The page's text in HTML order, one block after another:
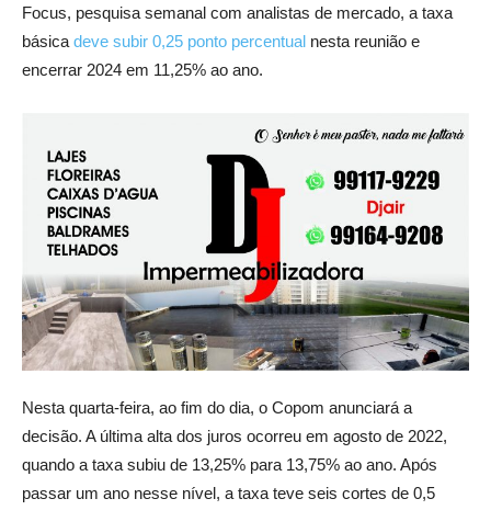
Focus, pesquisa semanal com analistas de mercado, a taxa
básica deve subir 0,25 ponto percentual nesta reunião e
encerrar 2024 em 11,25% ao ano.
Nesta quarta-feira, ao fim do dia, o Copom anunciará a
decisão. A última alta dos juros ocorreu em agosto de 2022,
quando a taxa subiu de 13,25% para 13,75% ao ano. Após
passar um ano nesse nível, a taxa teve seis cortes de 0,5